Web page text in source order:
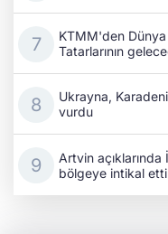
KTMM'den Dünya
Tatarlarının
Ukrayna,
vurdu
Artvin
bölgeye intikal etti